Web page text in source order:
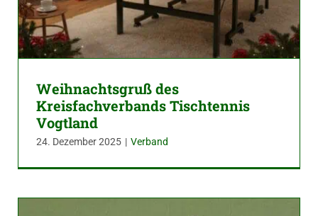
Weihnachtsgruß des
Kreisfachverbands Tischtennis
Vogtland
24. Dezember 2025 | Verband